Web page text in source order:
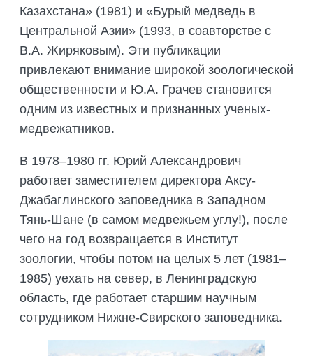
Казахстана» (1981) и «Бурый медведь в
Центральной Азии» (1993, в соавторстве с
В.А. Жиряковым). Эти публикации
привлекают внимание широкой зоологической
общественности и Ю.А. Грачев становится
одним из известных и признанных ученых-
медвежатников.
В 1978–1980 гг. Юрий Александрович
работает заместителем директора Аксу-
Джабаглинского заповедника в Западном
Тянь-Шане (в самом медвежьем углу!), после
чего на год возвращается в Институт
зоологии, чтобы потом на целых 5 лет (1981–
1985) уехать на север, в Ленинградскую
область, где работает старшим научным
сотрудником Нижне-Свирского заповедника.